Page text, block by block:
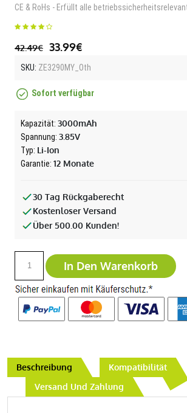
CE & RoHs - Erfüllt alle
42.49€ 33.99€
SKU: ZE3290MY_Oth
Sofort verfügbar
Kapazität: 3000mAh
Spannung: 3.85V
Typ: Li-Ion
Garantie: 12 Monate
30 Tag Rückgaberecht
Kostenloser Versand
Über 500.00 Kunden!
In Den Warenkorb
Beschreibung
Kompatibilität
Versand Und Zahlung